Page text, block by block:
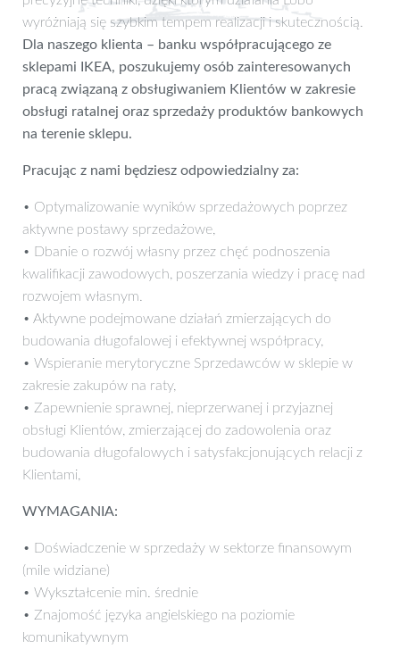
wyróżniają się szybkim tempem realizacji i skutecznością.
Dla naszego klienta – banku współpracującego ze
sklepami IKEA, poszukujemy osób zainteresowanych
pracą związaną z obsługiwaniem Klientów w zakresie
obsługi ratalnej oraz sprzedaży produktów bankowych
na terenie sklepu.
Pracując z nami będziesz odpowiedzialny za:
• Optymalizowanie wyników sprzedażowych poprzez
aktywne postawy sprzedażowe,
• Dbanie o rozwój własny przez chęć podnoszenia
kwalifikacji zawodowych, poszerzania wiedzy i pracę nad
rozwojem własnym.
• Aktywne podejmowane działań zmierzających do
budowania długofalowej i efektywnej współpracy,
• Wspieranie merytoryczne Sprzedawców w sklepie w
zakresie zakupów na raty,
• Zapewnienie sprawnej, nieprzerwanej i przyjaznej
obsługi Klientów, zmierzającej do zadowolenia oraz
budowania długofalowych i satysfakcjonujących relacji z
Klientami,
WYMAGANIA:
• Doświadczenie w sprzedaży w sektorze finansowym
(mile widziane)
• Wykształcenie min. średnie
• Znajomość języka angielskiego na poziomie
komunikatywnym